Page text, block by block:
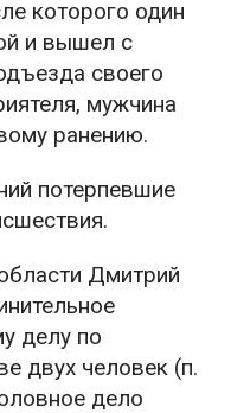
которого один
и вышел с
своего
мужчина
ранению.
потерпевшие
Дмитрий
делу по
двух человек (п.
дело